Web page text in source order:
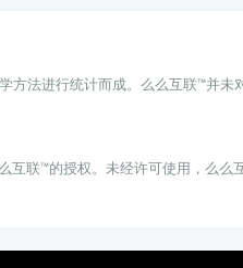
法进行统计而成。么么互联™并未
联™的授权。未经许可使用，么么